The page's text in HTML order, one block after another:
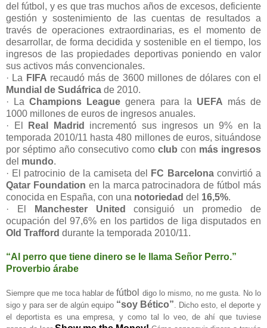
del fútbol, y es que tras muchos años de excesos, deficiente
gestión y sostenimiento de las cuentas de resultados a
través de operaciones extraordinarias, es el momento de
desarrollar, de forma decidida y sostenible en el tiempo, los
ingresos de las propiedades deportivas poniendo en valor
sus activos más convencionales.
· La FIFA recaudó más de 3600 millones de dólares con el
Mundial de Sudáfrica de 2010.
· LaChampions League genera para la UEFA más de
1000 millones de euros de ingresos anuales.
· El
Real Madrid
incrementó sus ingresos un 9% en la
temporada 2010/11 hasta 480 millones de euros, situándose
por séptimo año consecutivo como club con más ingresos
del mundo.
· El patrocinio de la camiseta del
FC Barcelonaconvirtió a
Qatar Foundation en la marca patrocinadora de fútbol más
conocida en España, con una notoriedad del 16,5%.
· El
Manchester United
consiguió un promedio de
ocupación del 97,6% en los partidos de liga disputados en
Old Trafford durante la temporada 2010/11.
“Al perro que tiene dinero se le llama Señor Perro.”
Proverbio árabe
Siempre que me toca hablar defútbol digo lo mismo, no me gusta. No lo
sigo y para ser de algún equipo “soy Bético” . Dicho esto, el deporte y
el deportista es una empresa, y como tal lo veo, de ahí que tuviese